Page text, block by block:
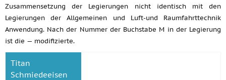
Zusammensetzung der Legierungen nicht identisch mit den
Legierungen der Allgemeinen und Luft-und Raumfahrttechnik
Anwendung. Nach der Nummer der Buchstabe M in der Legierung
ist die — modifizierte.
Titan
Schmiedeeisen